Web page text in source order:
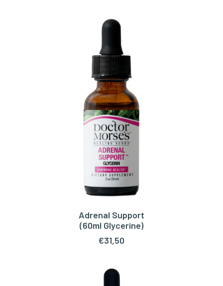
TOEVOEGEN AAN WINKELWAGEN
Adrenal Support
(60ml Glycerine)
€31,50